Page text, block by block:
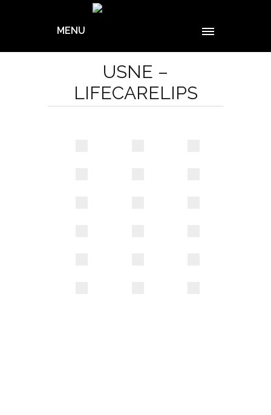
MENU
USNE –
LIFECARELIPS